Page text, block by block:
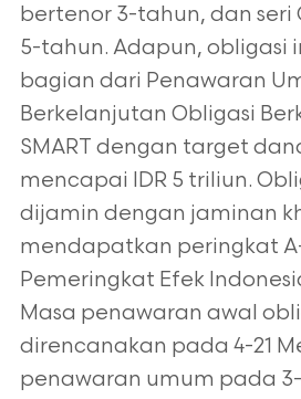
bertenor 3-tahun, dan seri
5-tahun. Adapun, obligasi
bagian dari Penawaran
Berkelanjutan Obligasi
SMART dengan target
mencapai IDR 5 triliun.
dijamin dengan jaminan
mendapatkan peringkat
Pemeringkat Efek
Masa penawaran awal
direncanakan pada 4-21
penawaran umum pada 3-